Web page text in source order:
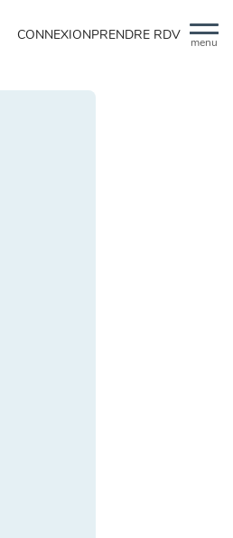
menu
CONNEXIONPRENDRE RDV